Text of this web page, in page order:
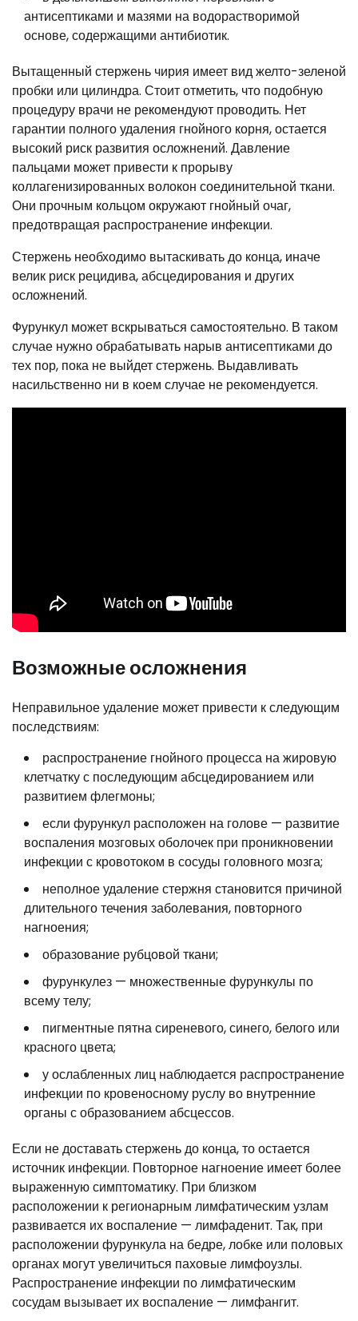
антисептиками и мазями на водорастворимой
основе, содержащими антибиотик.
Вытащенный стержень чирия имеет вид желто-зеленой
пробки или цилиндра. Стоит отметить, что подобную
процедуру врачи не рекомендуют проводить. Нет
гарантии полного удаления гнойного корня, остается
высокий риск развития осложнений. Давление
пальцами может привести к прорыву
коллагенизированных волокон соединительной ткани.
Они прочным кольцом окружают гнойный очаг,
предотвращая распространение инфекции.
Стержень необходимо вытаскивать до конца, иначе
велик риск рецидива, абсцедирования и других
осложнений.
Фурункул может вскрываться самостоятельно. В таком
случае нужно обрабатывать нарыв антисептиками до
тех пор, пока не выйдет стержень. Выдавливать
насильственно ни в коем случае не рекомендуется.
Возможные осложнения
Неправильное удаление может привести к следующим
последствиям:
распространение гнойного процесса на жировую
клетчатку с последующим абсцедированием или
развитием флегмоны;
если фурункул расположен на голове — развитие
воспаления мозговых оболочек при проникновении
инфекции с кровотоком в сосуды головного мозга;
неполное удаление стержня становится причиной
длительного течения заболевания, повторного
нагноения;
образование рубцовой ткани;
фурункулез — множественные фурункулы по
всему телу;
пигментные пятна сиреневого, синего, белого или
красного цвета;
у ослабленных лиц наблюдается распространение
инфекции по кровеносному руслу во внутренние
органы с образованием абсцессов.
Если не доставать стержень до конца, то остается
источник инфекции. Повторное нагноение имеет более
выраженную симптоматику. При близком
расположении к регионарным лимфатическим узлам
развивается их воспаление — лимфаденит. Так, при
расположении фурункула на бедре, лобке или половых
органах могут увеличиться паховые лимфоузлы.
Распространение инфекции по лимфатическим
сосудам вызывает их воспаление — лимфангит.